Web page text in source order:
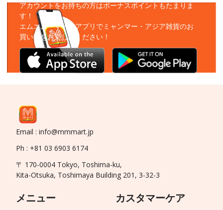
アカウントをお持ちの方はボーナスポイントもたまりま
す！
エムエムーマートアプリでミャンマー・アジア雑貨のお
買い物をお楽しみください！
Email : info@mmmart.jp
Ph : +81 03 6903 6174
〒 170-0004 Tokyo, Toshima-ku,
Kita-Otsuka, Toshimaya Building 201, 3-32-3
メニュー カスタマーケア